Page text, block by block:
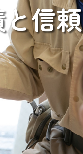
信頼
で、
料で